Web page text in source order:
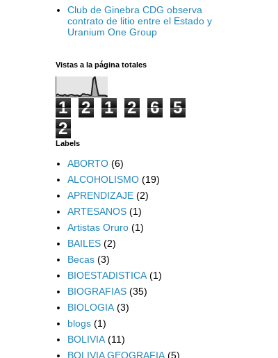
Club de Ginebra CDG observa
contrato de litio entre el Estado y
Uranium One Group
Vistas a la página totales
1 2 1 2 6
5
2
Labels
ABORTO (6)
ALCOHOLISMO (19)
APRENDIZAJE (2)
ARTESANOS (1)
Artistas Oruro (1)
BAILES (2)
Becas (3)
BIOESTADISTICA (1)
BIOGRAFIAS (35)
BIOLOGIA (3)
blogs (1)
BOLIVIA (11)
BOLIVIA GEOGRAFIA (5)